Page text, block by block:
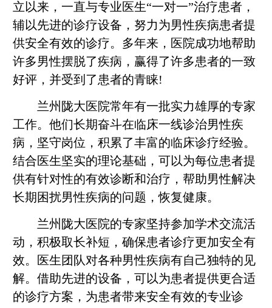
立以来，一直与专业医生“一对一”治疗患者，
辅以先进的诊疗设备，努力为男性疾病患者提
供安全有效的诊疗。多年来，医院成功地帮助
许多男性摆脱了疾病，赢得了许多患者的一致
好评，并受到了患者的青睐!
兰州陇大医院常年有一批实力雄厚的专家
工作。他们长期奋斗在临床一线诊治男性疾
病，坚守岗位，积累了丰富的临床诊疗经验。
结合医生坚实的理论基础，可以为每位患者提
供有针对性的有效诊断和治疗，帮助男性解决
长期困扰男性疾病的问题，恢复健康。
兰州陇大医院的专家坚持参加学术交流活
动，积极取长补短，确保患者诊疗更加安全有
效。医生团队对各种男性疾病有自己独特的见
解。借助先进的设备，可以为患者提供更合适
的诊疗方案，为患者带来安全有效的专业诊